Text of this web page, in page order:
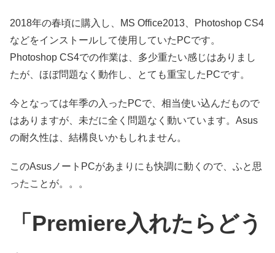
2018年の春頃に購入し、MS Office2013、Photoshop CS4
などをインストールして使用していたPCです。
Photoshop CS4での作業は、多少重たい感じはありまし
たが、ほぼ問題なく動作し、とても重宝したPCです。
今となっては年季の入ったPCで、相当使い込んだもので
はありますが、未だに全く問題なく動いています。Asus
の耐久性は、結構良いかもしれません。
このAsusノートPCがあまりにも快調に動くので、ふと思
ったことが。。。
「Premiere入れたらどう